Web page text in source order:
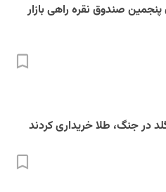
صندوق نقره راهی بازار